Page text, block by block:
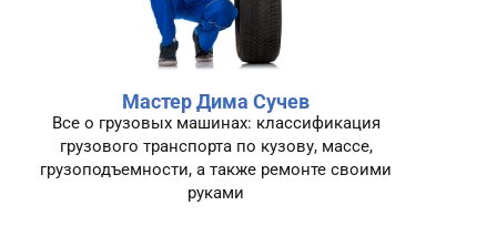
Мастер Дима Сучев
Все о грузовых машинах: классификация
грузового транспорта по кузову, массе,
грузоподъемности, а также ремонте своими
руками